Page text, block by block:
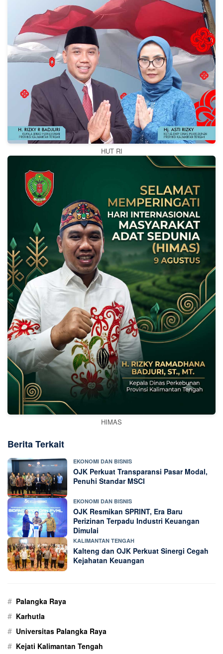
HUT RI
HIMAS
Berita Terkait
EKONOMI DAN BISNIS
OJK Perkuat Transparansi Pasar Modal,
Penuhi Standar MSCI
EKONOMI DAN BISNIS
OJK Resmikan SPRINT, Era Baru
Perizinan Terpadu Industri Keuangan
Dimulai
KALIMANTAN TENGAH
Kalteng dan OJK Perkuat Sinergi Cegah
Kejahatan Keuangan
# Palangka Raya
# Karhutla
# Universitas Palangka Raya
# Kejati Kalimantan Tengah